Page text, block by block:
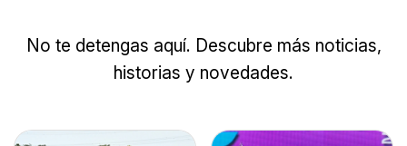
No te detengas aquí. Descubre más noticias,
historias y novedades.